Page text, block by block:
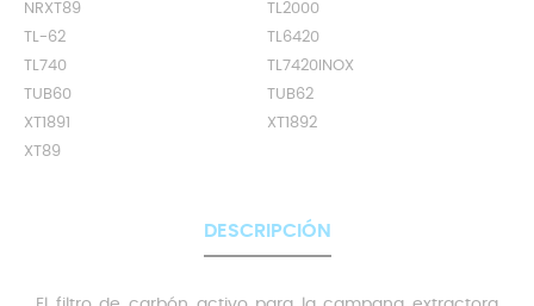
NRXT89
TL2000
TL-62
TL6420
TL740
TL7420INOX
TUB60
TUB62
XT1891
XT1892
XT89
DESCRIPCIÓN